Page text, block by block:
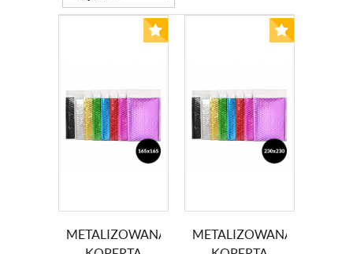
METALIZOWANA
METALIZOWANA